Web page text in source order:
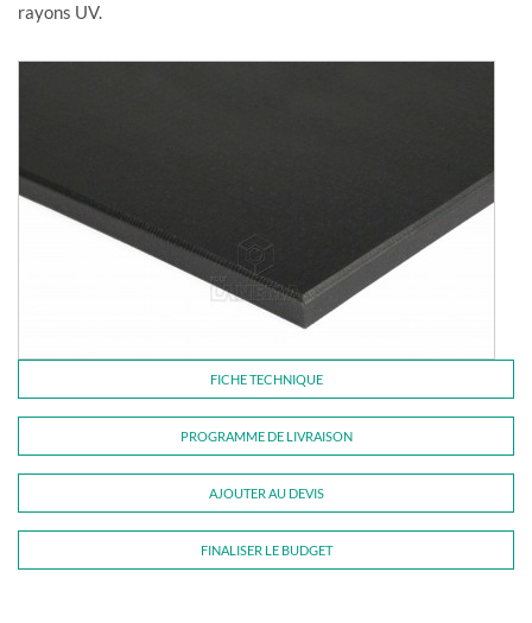
rayons UV.
FICHE TECHNIQUE
PROGRAMME DE LIVRAISON
AJOUTER AU DEVIS
FINALISER LE BUDGET